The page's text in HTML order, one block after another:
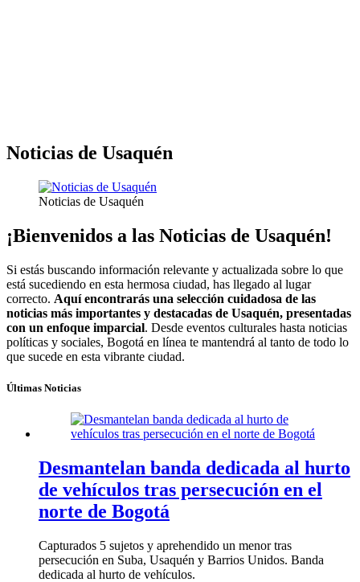
Noticias de Usaquén
Noticias de Usaquén
¡Bienvenidos a las Noticias de Usaquén!
Si estás buscando información relevante y actualizada sobre lo que
está sucediendo en esta hermosa ciudad, has llegado al lugar
correcto. Aquí encontrarás una selección cuidadosa de las
noticias más importantes y destacadas de Usaquén, presentadas
con un enfoque imparcial. Desde eventos culturales hasta noticias
políticas y sociales, Bogotá en línea te mantendrá al tanto de todo lo
que sucede en esta vibrante ciudad.
Últimas Noticias
Desmantelan banda dedicada al hurto
de vehículos tras persecución en el
norte de Bogotá
Capturados 5 sujetos y aprehendido un menor tras
persecución en Suba, Usaquén y Barrios Unidos. Banda
dedicada al hurto de vehículos.